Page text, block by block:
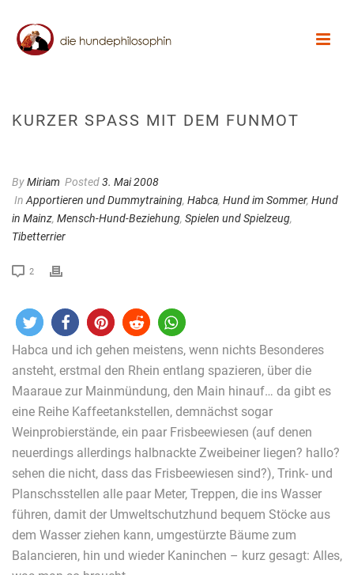
KURZER SPASS MIT DEM FUNMOT
ByMiriam Posted3. Mai 2008
In Apportieren und Dummytraining, Habca, Hund im Sommer, Hund
in Mainz, Mensch-Hund-Beziehung, Spielen und Spielzeug,
Tibetterrier
2
Habca und ich gehen meistens, wenn nichts Besonderes
ansteht, erstmal den Rhein entlang spazieren, über die
Maaraue zur Mainmündung, den Main hinauf… da gibt es
eine Reihe Kaffeetankstellen, demnächst sogar
Weinprobierstände, ein paar Frisbeewiesen (auf denen
neuerdings allerdings halbnackte Zweibeiner liegen? hallo?
sehen die nicht, dass das Frisbeewiesen sind?), Trink- und
Planschsstellen alle paar Meter, Treppen, die ins Wasser
führen, damit der Umweltschutzhund bequem Stöcke aus
dem Wasser ziehen kann, umgestürzte Bäume zum
Balancieren, hin und wieder Kaninchen – kurz gesagt: Alles,